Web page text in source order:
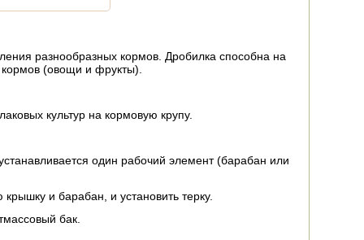
разнообразных кормов. Дробилка способна на
(овощи и фрукты).
культур на кормовую крупу.
один рабочий элемент (барабан или
и барабан, и установить терку.
бак.